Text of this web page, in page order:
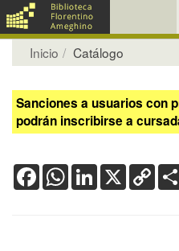
Inicio Catálogo
Sanciones a usuarios con
podrán inscribirse a
FacebookWhatsApp
LinkedIn
X
Link